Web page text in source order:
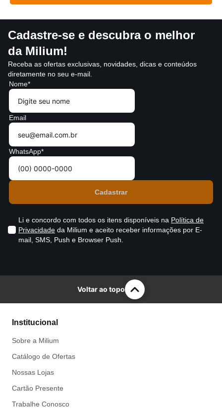
Cadastre-se e descubra o melhor
da Milium!
Receba as ofertas exclusivas, novidades, dicas e conteúdos
diretamente no seu e-mail.
Nome*
Email
WhatsApp*
Li e concordo com todos os itens disponíveis na Política de
Privacidade da Milium e aceito receber informações por E-
mail, SMS, Push e Browser Push.
Voltar ao topo
Institucional
Sobre a Milium
Catálogo de Ofertas
Nossas Lojas
Cartão Presente
Trabalhe Conosco